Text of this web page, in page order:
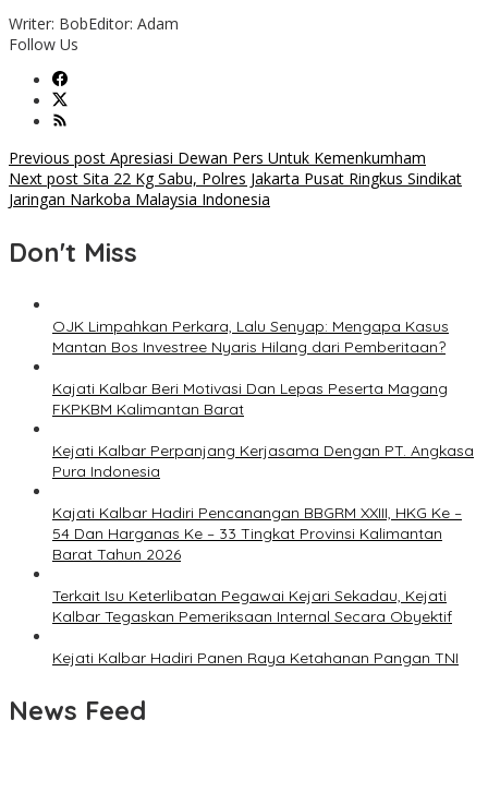
Writer: BobEditor: Adam
Follow Us
Post
navigation
Previous post Apresiasi Dewan Pers Untuk Kemenkumham
Next post Sita 22 Kg Sabu, Polres Jakarta Pusat Ringkus Sindikat
Jaringan Narkoba Malaysia Indonesia
Don't Miss
OJK Limpahkan Perkara, Lalu Senyap: Mengapa Kasus
Mantan Bos Investree Nyaris Hilang dari Pemberitaan?
Kajati Kalbar Beri Motivasi Dan Lepas Peserta Magang
FKPKBM Kalimantan Barat
Kejati Kalbar Perpanjang Kerjasama Dengan PT. Angkasa
Pura Indonesia
Kajati Kalbar Hadiri Pencanangan BBGRM XXIII, HKG Ke –
54 Dan Harganas Ke – 33 Tingkat Provinsi Kalimantan
Barat Tahun 2026
Terkait Isu Keterlibatan Pegawai Kejari Sekadau, Kejati
Kalbar Tegaskan Pemeriksaan Internal Secara Obyektif
Kejati Kalbar Hadiri Panen Raya Ketahanan Pangan TNI
News Feed